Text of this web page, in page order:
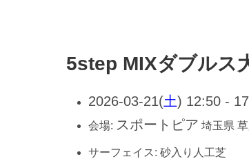
5step MIXダブルス
2026-03-21(土) 12:50 -
会場: スポートピア 埼玉県
サーフェイス: 砂入り人工芝